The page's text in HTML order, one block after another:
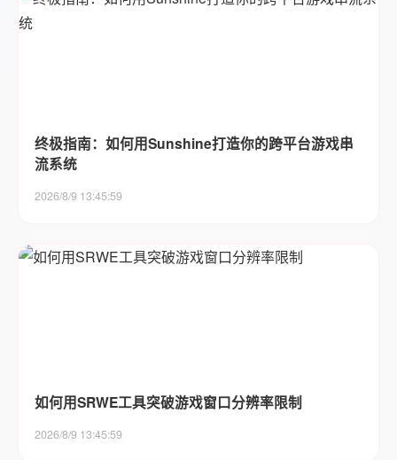
终极指南：如何用Sunshine打造你的跨平台游戏串
流系统
2026/8/9 13:45:59
如何用SRWE工具突破游戏窗口分辨率限制
2026/8/9 13:45:59